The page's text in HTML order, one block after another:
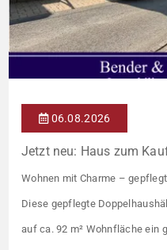
06.08.2026
Jetzt neu: Haus zum
Wohnen mit Charme –
Diese gepflegte
auf ca. 92 m² Wohnfläche ein